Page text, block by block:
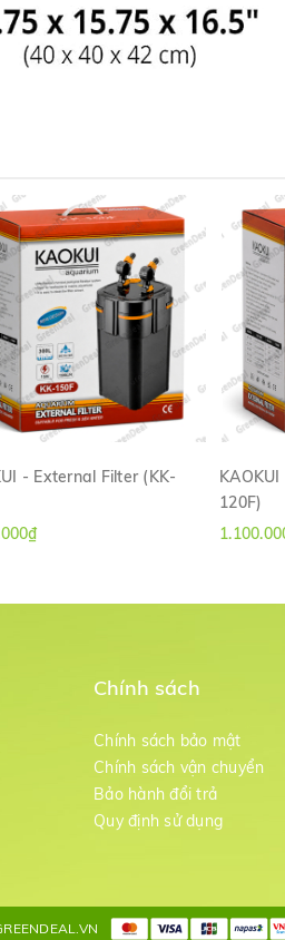
- External Filter (KK-
120F)
Chính sách
Chính sách bảo mật
Chính sách vận chuyển
Bảo hành đổi trả
Quy định sử dụng